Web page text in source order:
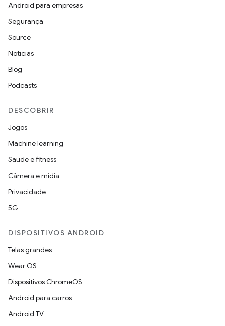
Android para empresas
Segurança
Source
Notícias
Blog
Podcasts
DESCOBRIR
Jogos
Machine learning
Saúde e fitness
Câmera e mídia
Privacidade
5G
DISPOSITIVOS ANDROID
Telas grandes
Wear OS
Dispositivos ChromeOS
Android para carros
Android TV